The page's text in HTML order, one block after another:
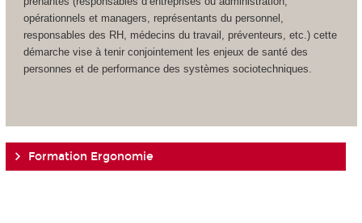
opérationnels et managers, représentants du personnel,
responsables des RH, médecins du travail, préventeurs, etc.) cette
démarche vise à tenir conjointement les enjeux de santé des
personnes et de performance des systèmes sociotechniques.
Formation Ergonomie